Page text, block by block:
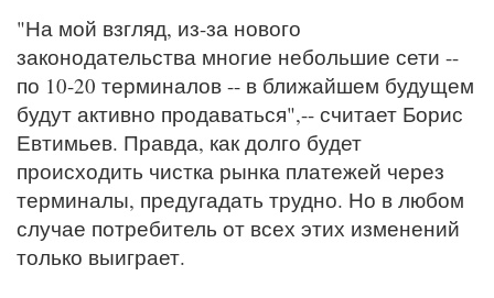
"На мой взгляд, из-за нового
законодательства многие небольшие сети --
по 10-20 терминалов -- в ближайшем будущем
будут активно продаваться",-- считает Борис
Евтимьев. Правда, как долго будет
происходить чистка рынка платежей через
терминалы, предугадать трудно. Но в любом
случае потребитель от всех этих изменений
только выиграет.